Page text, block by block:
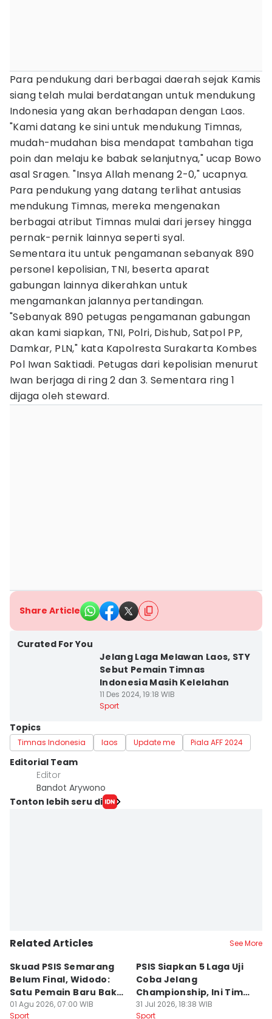
Para pendukung dari berbagai daerah sejak Kamis
siang telah mulai berdatangan untuk mendukung
Indonesia yang akan berhadapan dengan Laos.
"Kami datang ke sini untuk mendukung Timnas,
mudah-mudahan bisa mendapat tambahan tiga
poin dan melaju ke babak selanjutnya," ucap Bowo
asal Sragen. "Insya Allah menang 2-0," ucapnya.
Para pendukung yang datang terlihat antusias
mendukung Timnas, mereka mengenakan
berbagai atribut Timnas mulai dari jersey hingga
pernak-pernik lainnya seperti syal.
Sementara itu untuk pengamanan sebanyak 890
personel kepolisian, TNI, beserta aparat
gabungan lainnya dikerahkan untuk
mengamankan jalannya pertandingan.
"Sebanyak 890 petugas pengamanan gabungan
akan kami siapkan, TNI, Polri, Dishub, Satpol PP,
Damkar, PLN," kata Kapolresta Surakarta Kombes
Pol Iwan Saktiadi. Petugas dari kepolisian menurut
Iwan berjaga di ring 2 dan 3. Sementara ring 1
dijaga oleh steward.
Share Article
Curated For You
Jelang Laga Melawan Laos, STY
Sebut Pemain Timnas
Indonesia Masih Kelelahan
11 Des 2024, 19:18 WIB
Sport
Topics
Timnas Indonesia laos Update me Piala AFF 2024
Editorial Team
Editor
Bandot Arywono
Tonton lebih seru di
Related Articles See More
Skuad PSIS Semarang
Belum Final, Widodo:
Satu Pemain Baru Bakal
Gabung
01 Agu 2026, 07:00 WIB
Sport
PSIS Siapkan 5 Laga Uji
Coba Jelang
Championship, Ini Tim
Calon Lawan
31 Jul 2026, 18:38 WIB
Sport